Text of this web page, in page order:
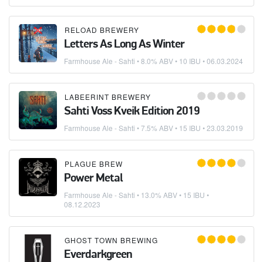
RELOAD BREWERY
Letters As Long As Winter
Farmhouse Ale - Sahti • 8.0% ABV • 10 IBU •06.03.2024
LABEERINT BREWERY
Sahti Voss Kveik Edition 2019
Farmhouse Ale - Sahti • 7.5% ABV • 15 IBU •23.03.2019
PLAGUE BREW
Power Metal
Farmhouse Ale - Sahti • 13.0% ABV • 15 IBU •
08.12.2023
GHOST TOWN BREWING
Everdarkgreen